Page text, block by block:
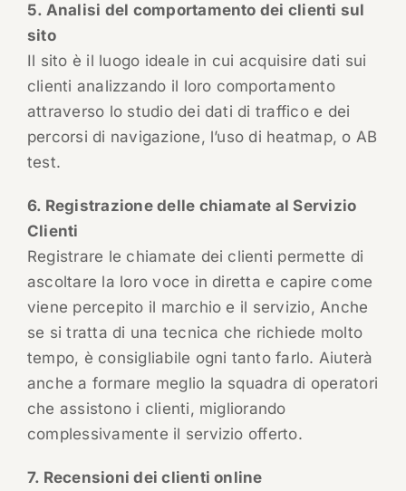
5. Analisi del comportamento dei clienti sul
sito
Il sito è il luogo ideale in cui acquisire dati sui
clienti analizzando il loro comportamento
attraverso lo studio dei dati di traffico e dei
percorsi di navigazione, l’uso di heatmap, o AB
test.
6. Registrazione delle chiamate al Servizio
Clienti
Registrare le chiamate dei clienti permette di
ascoltare la loro voce in diretta e capire come
viene percepito il marchio e il servizio, Anche
se si tratta di una tecnica che richiede molto
tempo, è consigliabile ogni tanto farlo. Aiuterà
anche a formare meglio la squadra di operatori
che assistono i clienti, migliorando
complessivamente il servizio offerto.
7. Recensioni dei clienti online